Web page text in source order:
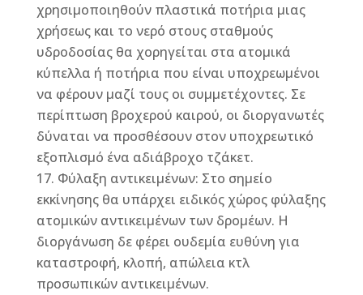
χρησιμοποιηθούν πλαστικά ποτήρια μιας
χρήσεως και το νερό στους σταθμούς
υδροδοσίας θα χορηγείται στα ατομικά
κύπελλα ή ποτήρια που είναι υποχρεωμένοι
να φέρουν μαζί τους οι συμμετέχοντες. Σε
περίπτωση βροχερού καιρού, οι διοργανωτές
δύναται να προσθέσουν στον υποχρεωτικό
εξοπλισμό ένα αδιάβροχο τζάκετ.
Φύλαξη αντικειμένων: Στο σημείο
εκκίνησης θα υπάρχει ειδικός χώρος φύλαξης
ατομικών αντικειμένων των δρομέων. Η
διοργάνωση δε φέρει ουδεμία ευθύνη για
καταστροφή, κλοπή, απώλεια κτλ
προσωπικών αντικειμένων.